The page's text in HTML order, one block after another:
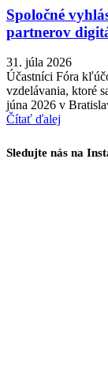
Spoločné
partnerov
31. júla 2026
Účastníci Fóra
vzdelávania, ktoré
júna 2026 v
Čítať ďalej
Sledujte nás na